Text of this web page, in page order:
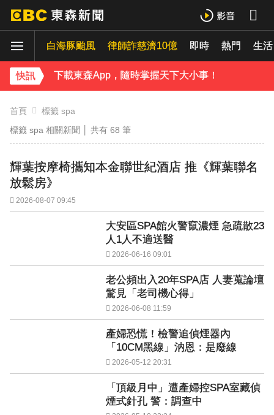
白海豚颱風 律師詐慈濟10億 即時 熱門 生活
快訊 下載東森App，隨時掌握天下大小事！
首頁
標籤 spa
標籤 spa 相關新聞 │ 共有 68 筆
輝葉按摩椅攜知本金聯世紀酒店 推《輝葉聯名
放鬆房》
2026-08-07 09:45
大安區SPA館火警竄濃煙 急疏散23
人1人不適送醫
2026-06-16 09:01
老公頻出入20年SPA店 人妻蒐論壇
驚見「老司機心得」
2026-06-08 11:59
產婦恐慌！檢警追偵煙器內
「10CM黑線」汭恩：是廢線
2026-05-12 20:31
「頂級月中」遭產婦控SPA室藏偵
煙式針孔 警：調查中